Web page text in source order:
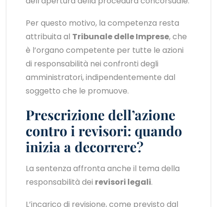
Per questo motivo, la competenza resta
attribuita al Tribunale delle Imprese, che
è l’organo competente per tutte le azioni
di responsabilità nei confronti degli
amministratori, indipendentemente dal
soggetto che le promuove.
Prescrizione dell’azione
contro i revisori: quando
inizia a decorrere?
La sentenza affronta anche il tema della
responsabilità dei revisori legali.
L’incarico di revisione, come previsto dal